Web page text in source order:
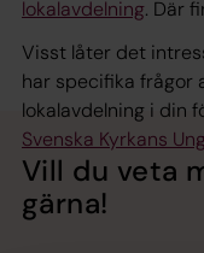
lokalavdelning. Där
Visst låter det
har specifika frågor
lokalavdelning i din
Svenska Kyrkans
Vill du veta
gärna!